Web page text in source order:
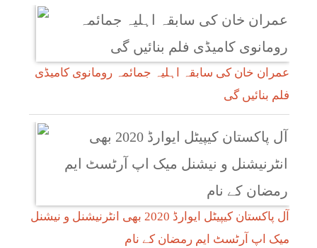
عمران خان کی سابقہ اہلیہ جمائمہ رومانوی کامیڈی
فلم بنائیں گی
آل پاکستان کیپیٹل ایوارڈ 2020 بھی انٹرنیشنل و نیشنل
میک اپ آرٹسٹ ایم رمضان کے نام